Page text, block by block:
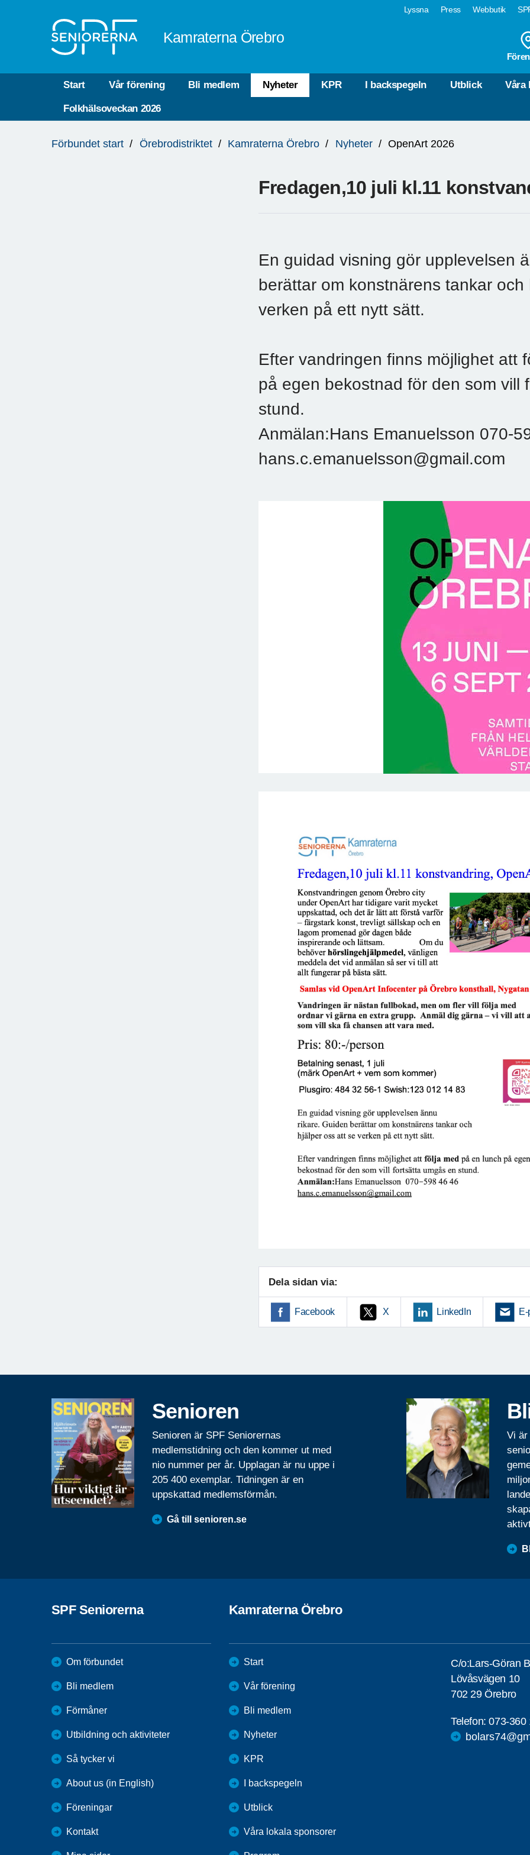
Lyssna Press Webbutik
Kamraterna Örebro
Start Vår förening Bli medlem Nyheter KPR I backspegeln Utblick Våra
Folkhälsoveckan 2026
är
Förbundet start Örebrodistriktet Kamraterna Örebro Nyheter OpenArt 2026
Fredagen,10 juli kl.11
En guidad visning gör upplevelsen
berättar om konstnärens tankar
verken på ett nytt sätt.
Efter vandringen finns möjlighet att
på egen bekostnad för den som vill
stund.
Anmälan:Hans Emanuelsson
hans.c.emanuelsson@gmail.com
Dela sidan via:
Facebook X LinkedIn
Senioren
Senioren är SPF Seniorernas
medlemstidning och den kommer ut med
nio nummer per år. Upplagan är nu uppe i
205 400 exemplar. Tidningen är en
uppskattad medlemsförmån.
Gå till senioren.se
Vi är
SPF Seniorerna
Om förbundet
Bli medlem
Förmåner
Utbildning och aktiviteter
Så tycker vi
About us (in English)
Föreningar
Kontakt
Kamraterna Örebro
Start
Vår förening
Bli medlem
Nyheter
KPR
I backspegeln
Utblick
Våra lokala sponsorer
C/o:Lars-Göran
Lövåsvägen 10
702 29 Örebro
Telefon:073-360